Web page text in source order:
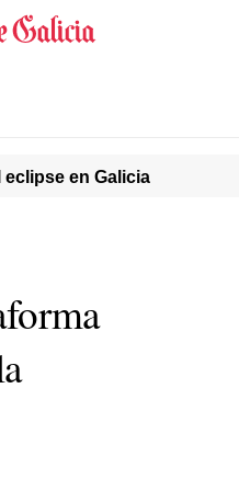
eclipse en Galicia